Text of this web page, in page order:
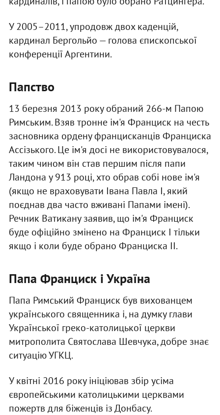
У 2005–2011, упродовж двох каденцій,
кардинал Бергольйо — голова єпископської
конференції Аргентини.
Папство
13 березня 2013 року обраний 266-м Папою
Римським. Взяв тронне ім'я Франциск на честь
засновника ордену францисканців Франциска
Ассізького. Це ім'я досі не використовувалося,
таким чином він став першим після папи
Ландона у 913 році, хто обрав собі нове ім'я
(якщо не враховувати Івана Павла I, який
поєднав два часто вживані Папами імені).
Речник Ватикану заявив, що ім'я Франциск
буде офіційно змінено на Франциск I тільки
якщо і коли буде обрано Франциска II.
Папа Франциск і Україна
Папа Римський Франциск був вихованцем
українського священника і, на думку глави
Української греко-католицької церкви
митрополита Святослава Шевчука, добре знає
ситуацію УГКЦ.
У квітні 2016 року ініціював збір усіма
європейськими католицькими церквами
пожертв для біженців із Донбасу.